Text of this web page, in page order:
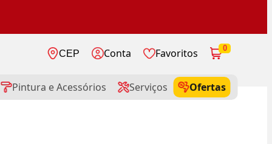
CEP Conta Favoritos 0
Pintura e Acessórios Serviços
Ofertas